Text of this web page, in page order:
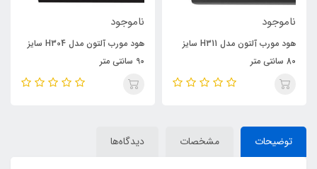
ناموجود
هود مورب آلتون مدل H311 سایز
80 سانتی متر
ناموجود
هود مورب آلتون مدل H304 سایز
90 سانتی متر
توضیحات مشخصات دیدگاه‌ها